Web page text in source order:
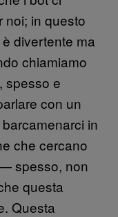
noi; in questo
divertente ma
chiamiamo
spesso e
con un
in
che cercano
spesso, non
questa
Questa